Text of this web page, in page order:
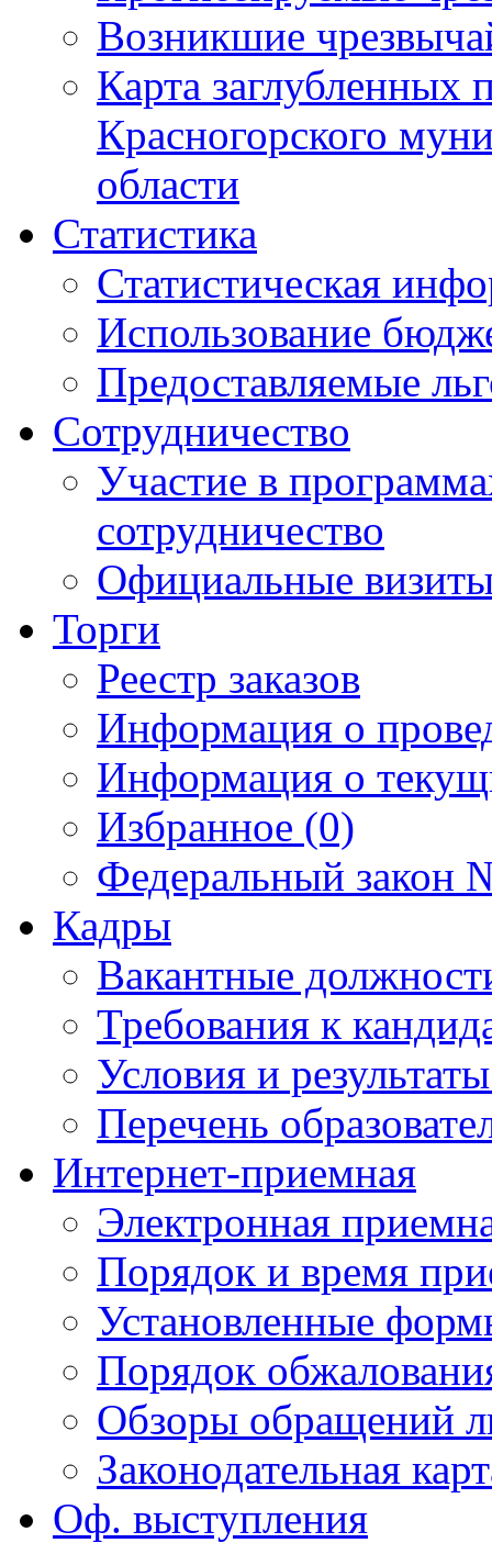
Возникшие
Карта
Красногорского
области
Статистика
Статистическая
Использование
Предоставляемые
Сотрудничество
Участие в
сотрудничество
Официальные
Торги
Реестр заказов
Информация о
Информация о
Избранное (0)
Федеральный закон
Кадры
Вакантные
Требования к
Условия и
Перечень
Интернет-приемная
Электронная
Порядок и время
Установленные
Порядок
Обзоры обращений
Законодательная
Оф. выступления